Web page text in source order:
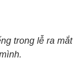
trong lễ ra mắt